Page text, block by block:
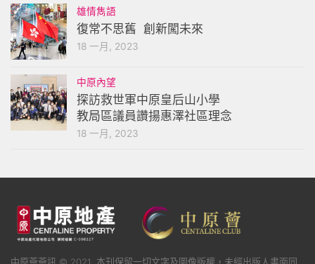
雄情雋語
復常不思舊 創新闖未來
18 一月, 2023
中原內望
探訪救世軍中原皇后山小學
教局區議員讚揚惠澤社區理念
18 一月, 2023